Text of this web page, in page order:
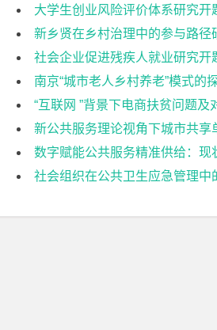
大学生创业风险评价体系研究开
新乡贤在乡村治理中的参与路径
社会企业促进残疾人就业研究开
南京“城市老人乡村养老”模式的
“互联网 ”背景下电商扶贫问题及
新公共服务理论视角下城市共
数字赋能公共服务精准供给：
社会组织在公共卫生应急管理中